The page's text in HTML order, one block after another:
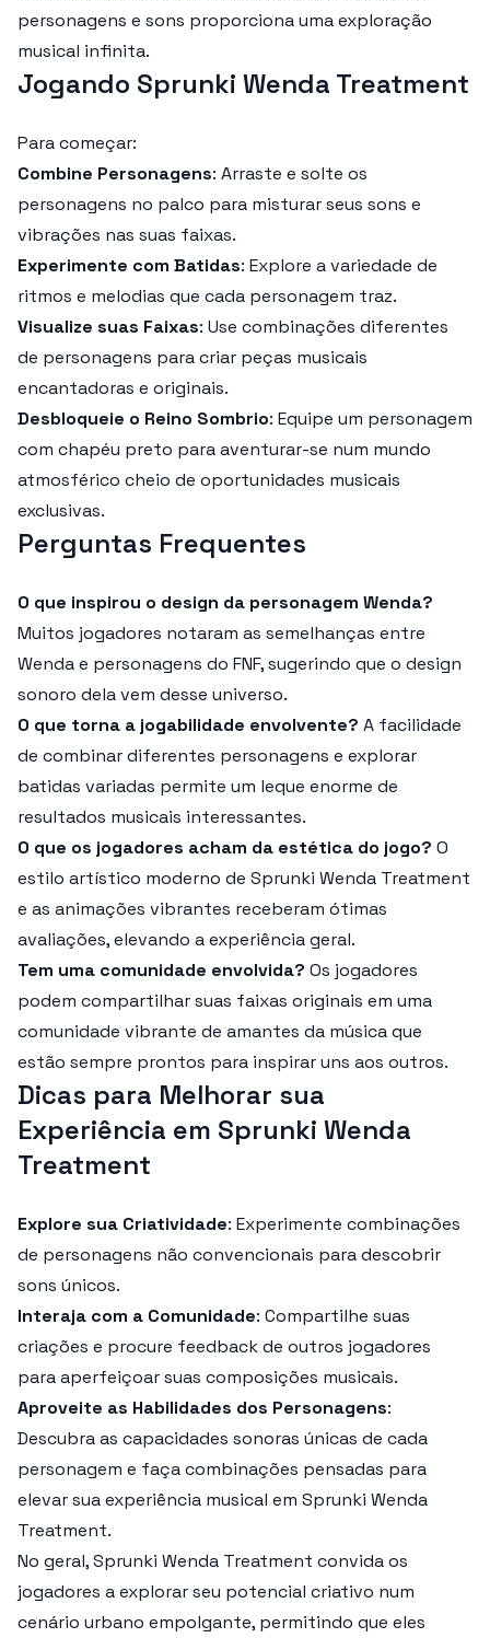
personagens e sons proporciona uma exploração
musical infinita.
Jogando Sprunki Wenda Treatment
Para começar:
Combine Personagens: Arraste e solte os
personagens no palco para misturar seus sons e
vibrações nas suas faixas.
Experimente com Batidas: Explore a variedade de
ritmos e melodias que cada personagem traz.
Visualize suas Faixas: Use combinações diferentes
de personagens para criar peças musicais
encantadoras e originais.
Desbloqueie o Reino Sombrio: Equipe um personagem
com chapéu preto para aventurar-se num mundo
atmosférico cheio de oportunidades musicais
exclusivas.
Perguntas Frequentes
O que inspirou o design da personagem Wenda?
Muitos jogadores notaram as semelhanças entre
Wenda e personagens do FNF, sugerindo que o design
sonoro dela vem desse universo.
O que torna a jogabilidade envolvente? A facilidade
de combinar diferentes personagens e explorar
batidas variadas permite um leque enorme de
resultados musicais interessantes.
O que os jogadores acham da estética do jogo? O
estilo artístico moderno de Sprunki Wenda Treatment
e as animações vibrantes receberam ótimas
avaliações, elevando a experiência geral.
Tem uma comunidade envolvida? Os jogadores
podem compartilhar suas faixas originais em uma
comunidade vibrante de amantes da música que
estão sempre prontos para inspirar uns aos outros.
Dicas para Melhorar sua
Experiência em Sprunki Wenda
Treatment
Explore sua Criatividade: Experimente combinações
de personagens não convencionais para descobrir
sons únicos.
Interaja com a Comunidade: Compartilhe suas
criações e procure feedback de outros jogadores
para aperfeiçoar suas composições musicais.
Aproveite as Habilidades dos Personagens:
Descubra as capacidades sonoras únicas de cada
personagem e faça combinações pensadas para
elevar sua experiência musical em Sprunki Wenda
Treatment.
No geral, Sprunki Wenda Treatment convida os
jogadores a explorar seu potencial criativo num
cenário urbano empolgante, permitindo que eles